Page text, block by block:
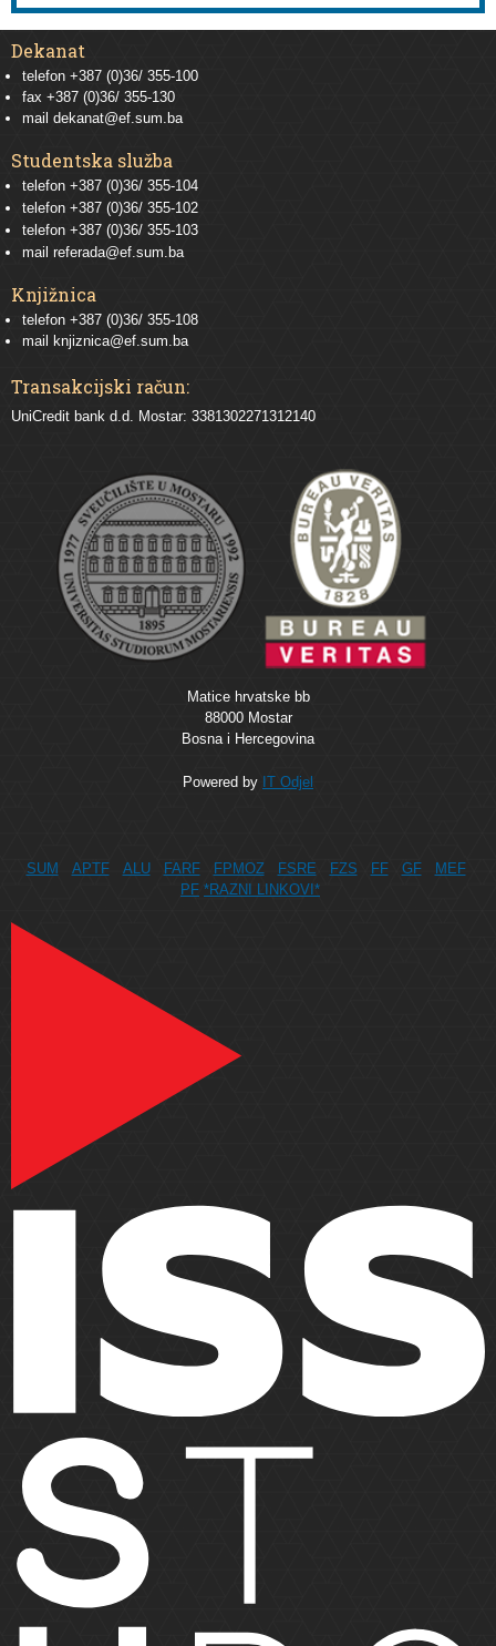
Dekanat
telefon +387 (0)36/ 355-100
fax +387 (0)36/ 355-130
mail dekanat@ef.sum.ba
Studentska služba
telefon +387 (0)36/ 355-104
telefon +387 (0)36/ 355-102
telefon +387 (0)36/ 355-103
mail referada@ef.sum.ba
Knjižnica
telefon +387 (0)36/ 355-108
mail knjiznica@ef.sum.ba
Transakcijski račun:
UniCredit bank d.d. Mostar: 3381302271312140
Matice hrvatske bb
88000 Mostar
Bosna i Hercegovina
Powered by IT Odjel
SUM APTF ALU FARF FPMOZ FSRE FZS FF GF
MEF
PF *RAZNI LINKOVI*